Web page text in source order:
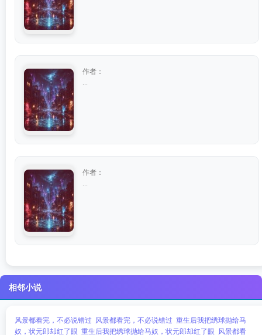
作者：
作者：
相邻小说
风景都看完，不必说错过 风景都看完，不必说错过 重生后我把绣球抛给马
奴，状元郎却红了眼 重生后我把绣球抛给马奴，状元郎却红了眼 风景都看